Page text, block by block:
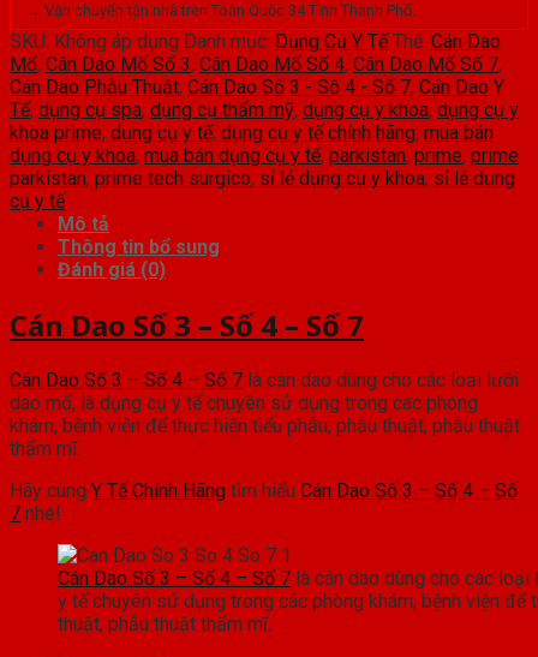
Số
7
số
lượng
→ Vận chuyển tận nhà trên Toàn Quốc 34 Tỉnh Thành Phố.
SKU: Không áp dụng Danh mục: Dụng Cụ Y Tế Thẻ: Cán Dao
Mổ, Cán Dao Mổ Số 3, Cán Dao Mổ Số 4, Cán Dao Mổ Số 7,
Cán Dao Phẫu Thuật, Cán Dao Số 3 - Số 4 - Số 7, Cán Dao Y
Tế, dụng cụ spa, dụng cụ thẩm mỹ, dụng cụ y khoa, dụng cụ y
khoa prime, dụng cụ y tế, dụng cụ y tế chính hãng, mua bán
dụng cụ y khoa, mua bán dụng cụ y tế, parkistan, prime, prime
parkistan, prime tech surgico, sỉ lẻ dụng cụ y khoa, sỉ lẻ dụng
cụ y tế
Mô tả
Thông tin bổ sung
Đánh giá (0)
Cán Dao Số 3 – Số 4 – Số 7
Cán Dao Số 3 – Số 4 – Số 7 là cán dao dùng cho các loại lưỡi
dao mổ, là dụng cụ y tế chuyên sử dụng trong các phòng
khám, bệnh viện để thực hiện tiểu phẫu, phẫu thuật, phẫu thuật
thẩm mĩ.
Hãy cùng Y Tế Chính Hãng tìm hiểu Cán Dao Số 3 – Số 4 – Số
7 nhé!
Cán Dao Số 3 – Số 4 – Số 7 là cán dao dùng cho các
y tế chuyên sử dụng trong các phòng khám, bệnh viện để
thuật, phẫu thuật thẩm mĩ.